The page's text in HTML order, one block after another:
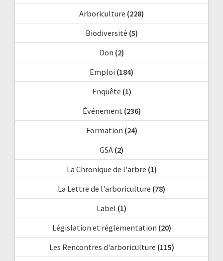
Arboriculture (228)
Biodiversité (5)
Don (2)
Emploi (184)
Enquête (1)
Événement(236)
Formation (24)
GSA (2)
La Chronique de l'arbre (1)
La Lettre de l'arboriculture (78)
Label (1)
Législation et réglementation (20)
Les Rencontres d'arboriculture (115)